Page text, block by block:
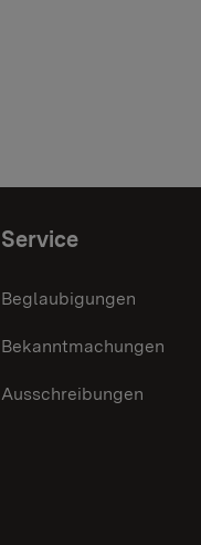
Service
Beglaubigungen
Bekanntmachungen
Ausschreibungen